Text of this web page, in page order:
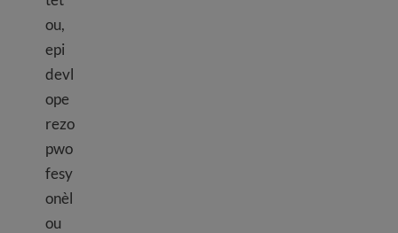
ou,
epi
devl
ope
rezo
pwo
fesy
onèl
ou